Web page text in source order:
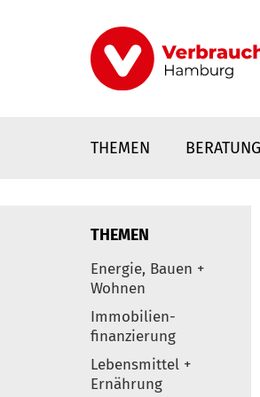
THEMEN BERATUNG
Elemente
THEMEN
Energie, Bauen +
Wohnen
Immobilien-
finanzierung
Lebensmittel +
Ernährung